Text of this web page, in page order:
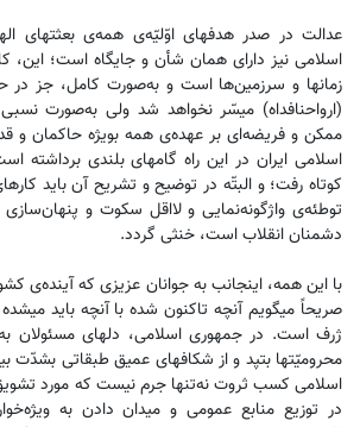
عدالت در صدر هدفهای اوّلیّه‌ی همه‌‌ی بعثتهای
اسلامی نیز دارای همان شأن و جایگاه است؛
زمانها و سرزمین‌ها است و به‌صورت کامل، جز
(ارواحنافداه) میسّر نخواهد شد ولی به‌صورت
ممکن و فریضه‌ای بر عهده‌ی همه بویژه حاکمان و
اسلامی ایران در این راه گامهای بلندی برداشته
کوتاه رفت؛ و البتّه در توضیح و تشریح آن باید
توطئه‌ی واژگونه‌نمایی و لااقل سکوت و
دشمنان انقلاب است، خنثی گردد.
با این همه، اینجانب به جوانان عزیزی که آینده‌ی
صریحاً میگویم آنچه تاکنون شده با آنچه باید
ژرف است. در جمهوری اسلامی، دلهای مسئولان
محرومیّتها بتپد و از شکافهای عمیق طبقاتی بشدّت
اسلامی کسب ثروت نه‌تنها جرم نیست که مورد
در توزیع منابع عمومی و میدان دادن به